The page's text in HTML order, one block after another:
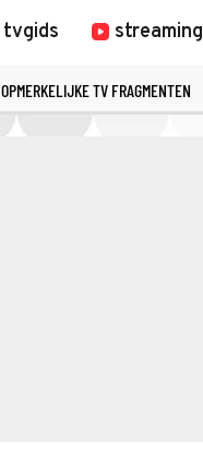
tvgids streaming
OPMERKELIJKE TV FRAGMENTEN